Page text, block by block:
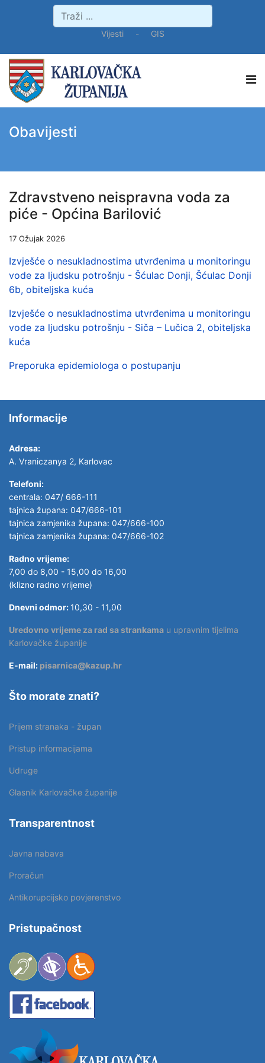
Vijesti- GIS
Obavijesti
Zdravstveno neispravna voda za
piće - Općina Barilović
17 Ožujak 2026
Izvješće o nesukladnostima utvrđenima u monitoringu
vode za ljudsku potrošnju - Šćulac Donji, Šćulac Donji
6b, obiteljska kuća
Izvješće o nesukladnostima utvrđenima u monitoringu
vode za ljudsku potrošnju - Siča – Lučica 2, obiteljska
kuća
Preporuka epidemiologa o postupanju
Informacije
Adresa:
A. Vraniczanya 2, Karlovac
Telefoni:
centrala: 047/ 666-111
tajnica župana: 047/666-101
tajnica zamjenika župana: 047/666-100
tajnica zamjenika župana: 047/666-102
Radno vrijeme:
7,00 do 8,00 - 15,00 do 16,00
(klizno radno vrijeme)
Dnevni odmor: 10,30 - 11,00
Uredovno vrijeme za rad sa strankama u upravnim tijelima
Karlovačke županije
E-mail: pisarnica@kazup.hr
Što morate znati?
Prijem stranaka - župan
Pristup informacijama
Udruge
Glasnik Karlovačke županije
Transparentnost
Javna nabava
Proračun
Antikorupcijsko povjerenstvo
Pristupačnost